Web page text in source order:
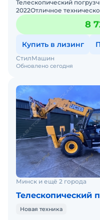
Телескопический
2022Отличное
мото/часМасса - 8 700
кгВысота по
8
Купить в лизинг
Обновлено сегодня
СтилМашин
Минск и ещё 2 города
Телескопический
Новая техника